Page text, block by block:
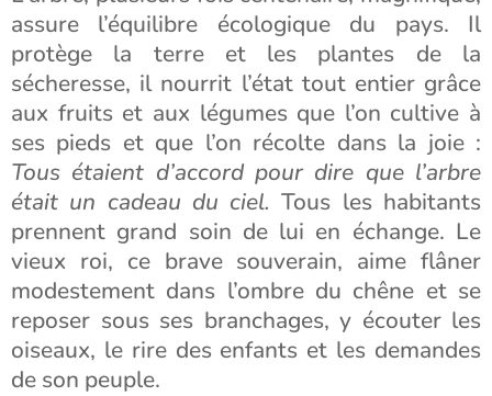
assure l’équilibre écologique du pays. Il
protège la terre et les plantes de la
sécheresse, il nourrit l’état tout entier grâce
aux fruits et aux légumes que l’on cultive à
ses pieds et que l’on récolte dans la joie :
Tous étaient d’accord pour dire que l’arbre
était un cadeau du ciel. Tous les habitants
prennent grand soin de lui en échange. Le
vieux roi, ce brave souverain, aime flâner
modestement dans l’ombre du chêne et se
reposer sous ses branchages, y écouter les
oiseaux, le rire des enfants et les demandes
de son peuple.